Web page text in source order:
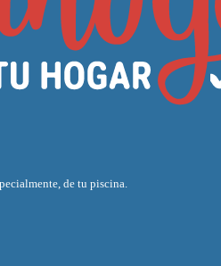
de tu piscina.